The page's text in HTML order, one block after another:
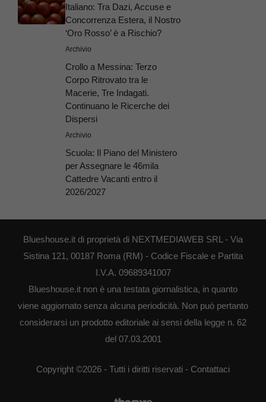
Italiano: Tra Dazi, Accuse e
Concorrenza Estera, il Nostro
‘Oro Rosso’ è a Rischio?
Archivio
Crollo a Messina: Terzo
Corpo Ritrovato tra le
Macerie, Tre Indagati.
Continuano le Ricerche dei
Dispersi
Archivio
Scuola: Il Piano del Ministero
per Assegnare le 46mila
Cattedre Vacanti entro il
2026/2027
Blueshouse.it di proprietà di NEXTMEDIAWEB SRL - Via
Sistina 121, 00187 Roma (RM) - Codice Fiscale e Partita
I.V.A. 09689341007
Blueshouse.it non è una testata giornalistica, in quanto
viene aggiornato senza alcuna periodicità. Non può pertanto
considerarsi un prodotto editoriale ai sensi della legge n. 62
del 07.03.2001
Copyright ©2026 - Tutti i diritti riservati - Contattaci